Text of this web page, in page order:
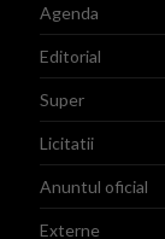
Agenda
Editorial
Super
Licitatii
Anuntul oficial
Externe